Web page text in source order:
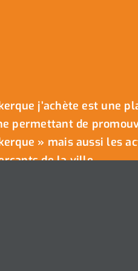
j’achète est une
permettant de
» mais aussi les
de la ville.